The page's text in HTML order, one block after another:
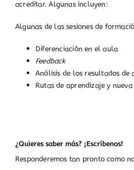
acreditar. Algunas incluyen:
Algunas de las sesiones de
Diferenciación en el aula
Feedback
Análisis de los resultados de
Rutas de aprendizaje y
¿Quieres saber más? ¡Escríbenos!
Responderemos tan pronto como